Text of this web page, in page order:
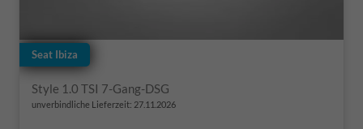
Seat Ibiza
Style 1.0 TSI 7-Gang-DSG
unverbindliche Lieferzeit: 27.11.2026